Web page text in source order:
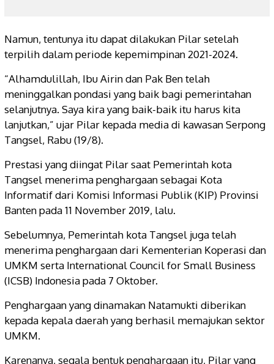
Namun, tentunya itu dapat dilakukan Pilar setelah
terpilih dalam periode kepemimpinan 2021-2024.
“Alhamdulillah, Ibu Airin dan Pak Ben telah
meninggalkan pondasi yang baik bagi pemerintahan
selanjutnya. Saya kira yang baik-baik itu harus kita
lanjutkan,” ujar Pilar kepada media di kawasan Serpong
Tangsel, Rabu (19/8).
Prestasi yang diingat Pilar saat Pemerintah kota
Tangsel menerima penghargaan sebagai Kota
Informatif dari Komisi Informasi Publik (KIP) Provinsi
Banten pada 11 November 2019, lalu.
Sebelumnya, Pemerintah kota Tangsel juga telah
menerima penghargaan dari Kementerian Koperasi dan
UMKM serta International Council for Small Business
(ICSB) Indonesia pada 7 Oktober.
Penghargaan yang dinamakan Natamukti diberikan
kepada kepala daerah yang berhasil memajukan sektor
UMKM.
Karenanya, segala bentuk penghargaan itu, Pilar yang